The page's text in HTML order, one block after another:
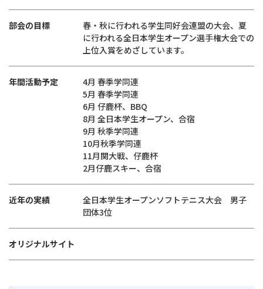
部会の目標
春・秋に行われる学生同好会連盟の大会、夏
に行われる全日本学生オープン選手権大会での
上位入賞をめざしています。
年間活動予定
4月 春季学同連
5月 春季学同連
6月 仔鹿杯、BBQ
8月 全日本学生オープン、合宿
9月 秋季学同連
10月秋季学同連
11月関大戦、仔鹿杯
2月仔鹿スキー、合宿
近年の実績
全日本学生オープンソフトテニス大会 男子
団体3位
オリジナルサイト